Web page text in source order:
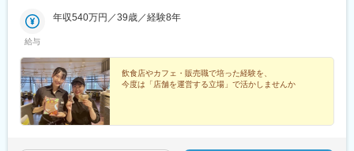
慶弔時のご会食と幅広い利用目的に対応し、日々多数のお客様を
2013年（平成25年）に、「日本人の伝統的食文化」として「和
食」がユネスコ無形文化遺産に登録された事を期に益々、世界か
らも注目を集める和食文化の担い手として今後の成長にも大いに
期待されております。
う転勤はありません。※受動喫煙対策：あり
給与
年収540万円／39歳／経験8年
飲食店やカフェ・販売職で培った経験を、
今度は「店舗を運営する立場」で活かしませんか